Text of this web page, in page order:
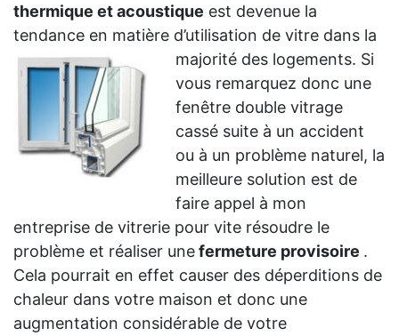
thermique et acoustique est devenue la
tendance en matière d’utilisation de vitre dans la
majorité des logements. Si
vous remarquez donc une
fenêtre double vitrage
cassé suite à un accident
ou à un problème naturel, la
meilleure solution est de
faire appel à mon
entreprise de vitrerie pour vite résoudre le
problème et réaliser unefermeture provisoire .
Cela pourrait en effet causer des déperditions de
chaleur dans votre maison et donc une
augmentation considérable de votre